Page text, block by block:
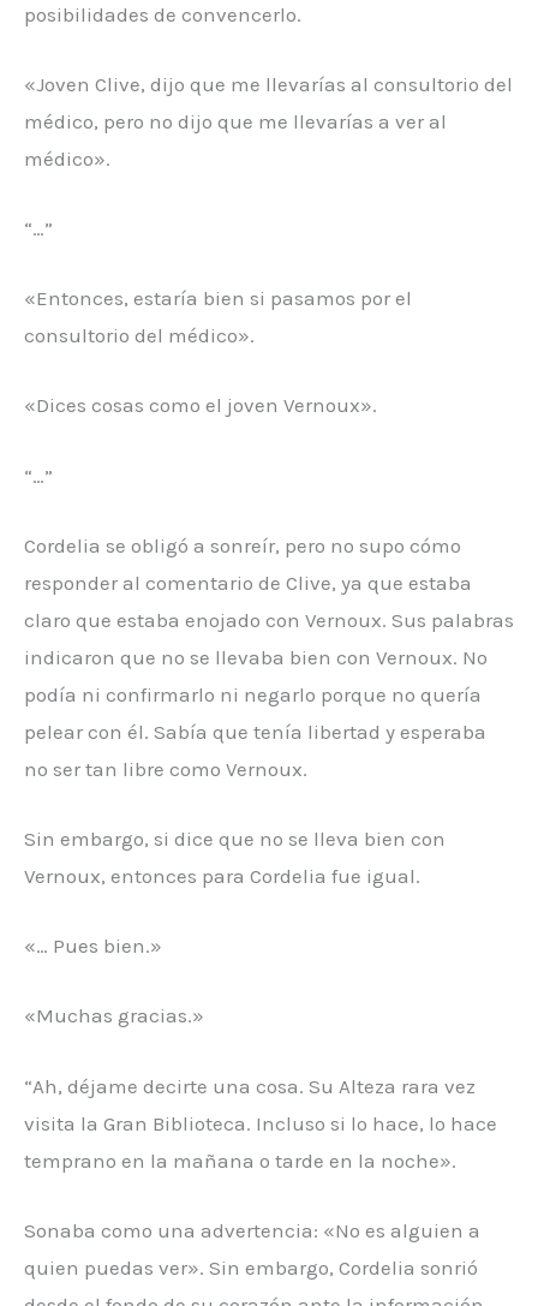
posibilidades de convencerlo.
«Joven Clive, dijo que me llevarías al consultorio del
médico, pero no dijo que me llevarías a ver al
médico».
“…”
«Entonces, estaría bien si pasamos por el
consultorio del médico».
«Dices cosas como el joven Vernoux».
“…”
Cordelia se obligó a sonreír, pero no supo cómo
responder al comentario de Clive, ya que estaba
claro que estaba enojado con Vernoux. Sus palabras
indicaron que no se llevaba bien con Vernoux. No
podía ni confirmarlo ni negarlo porque no quería
pelear con él. Sabía que tenía libertad y esperaba
no ser tan libre como Vernoux.
Sin embargo, si dice que no se lleva bien con
Vernoux, entonces para Cordelia fue igual.
«… Pues bien.»
«Muchas gracias.»
“Ah, déjame decirte una cosa. Su Alteza rara vez
visita la Gran Biblioteca. Incluso si lo hace, lo hace
temprano en la mañana o tarde en la noche».
Sonaba como una advertencia: «No es alguien a
quien puedas ver». Sin embargo, Cordelia sonrió